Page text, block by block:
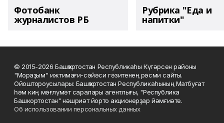
Фотобанк
журналистов РБ
Рубрика "Еда и
напитки"
© 2015-2026 Башҡортостан Республикаһы Күгәрсен районы
"Мораҙым" ижтимағи-сәйәси гәзитенең рәсми сайты.
Ойоштороусылары: Башҡортостан Республикаһының Матбуғат
һәм киң мәғлүмәт саралары агентлығы, "Республика
Башкортостан" нәшриәт йорто акционерҙар йәмғиәте.
Об использовании персональных данных